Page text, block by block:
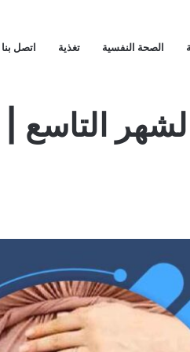
الصحة النفسية تغذية اتصل بنا
التاسع